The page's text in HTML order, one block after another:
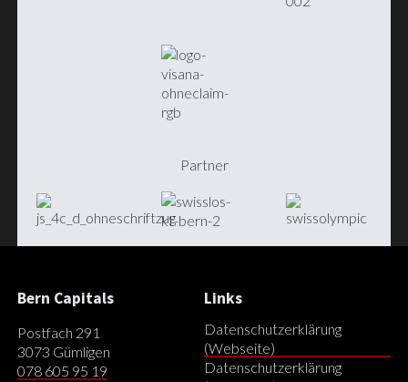
Partner
Bern Capitals
Postfach 291
3073 Gümligen
078 605 95 19
Links
Datenschutzerklärung
(Webseite)
Datenschutzerklärung